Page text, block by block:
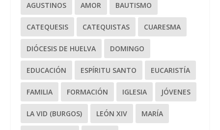
AGUSTINOS AMOR BAUTISMO
CATEQUESIS CATEQUISTAS CUARESMA
DIÓCESIS DE HUELVA DOMINGO
EDUCACIÓN ESPÍRITU SANTO EUCARISTÍA
FAMILIA FORMACIÓN IGLESIA JÓVENES
LA VID (BURGOS) LEÓN XIV MARÍA